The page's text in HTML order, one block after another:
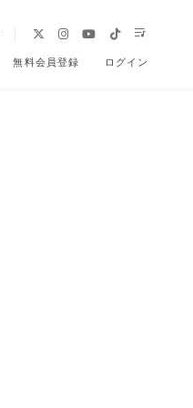
無料会員登録 ログイン